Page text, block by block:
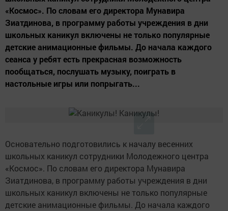
«Космос». По словам его директора Мунавира
Зиатдинова, в программу работы учреждения в дни
школьных каникул включены не только популярные
детские анимационные фильмы. До начала каждого
сеанса у ребят есть прекрасная возможность
пообщаться, послушать музыку, поиграть в
настольные игры или попрыгать...
Основательно подготовились к началу весенних
школьных каникул сотрудники Молодежного центра
«Космос». По словам его директора Мунавира
Зиатдинова, в программу работы учреждения в дни
школьных каникул включены не только популярные
детские анимационные фильмы. До начала каждого